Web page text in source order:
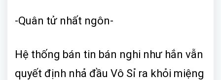
-Quân tử nhất ngôn-
Hệ thống bán tin bán nghi như hắn vẫn
quyết định nhả đầu Vô Sỉ ra khỏi miệng